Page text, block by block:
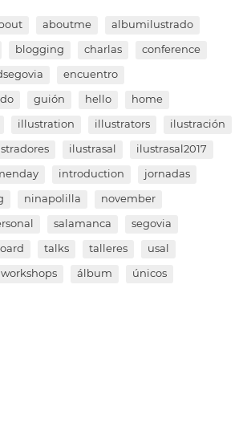
aboutme albumilustrado
blogging charlas conference
encuentro
guión hello home
illustration illustrators ilustración
ilustrasal ilustrasal2017
introduction jornadas
ninapolilla november
salamanca segovia
talks talleres usal
workshops álbum únicos